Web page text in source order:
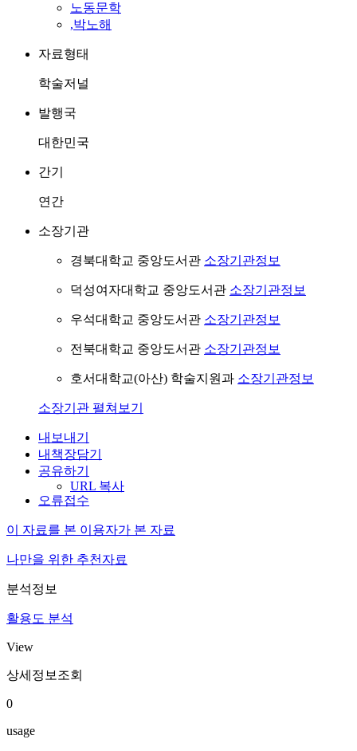
노동문학
,박노해
자료형태
학술저널
발행국
대한민국
간기
연간
소장기관
경북대학교 중앙도서관 소장기관정보
덕성여자대학교 중앙도서관 소장기관정보
우석대학교 중앙도서관 소장기관정보
전북대학교 중앙도서관 소장기관정보
호서대학교(아산) 학술지원과 소장기관정보
소장기관 펼쳐보기
내보내기
내책장담기
공유하기
URL 복사
오류접수
이 자료를 본 이용자가 본 자료
나만을 위한 추천자료
분석정보
활용도 분석
View
상세정보조회
0
usage